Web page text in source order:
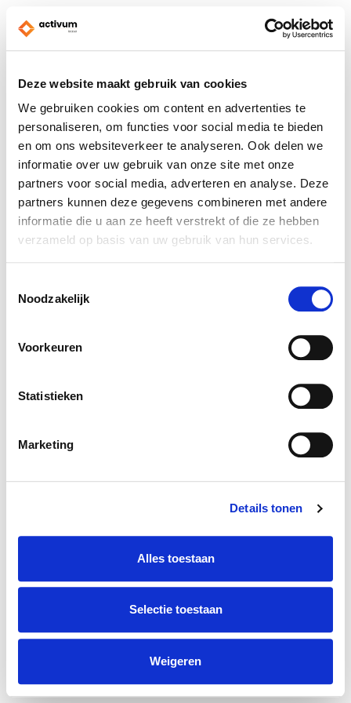
Deze website maakt gebruik van cookies
We gebruiken cookies om content en advertenties te
personaliseren, om functies voor social media te bieden
en om ons websiteverkeer te analyseren. Ook delen we
informatie over uw gebruik van onze site met onze
partners voor social media, adverteren en analyse. Deze
partners kunnen deze gegevens combineren met andere
informatie die u aan ze heeft verstrekt of die ze hebben
verzameld op basis van uw gebruik van hun services.
Noodzakelijk
Voorkeuren
Statistieken
Marketing
Details tonen
Alles toestaan
Selectie toestaan
Weigeren